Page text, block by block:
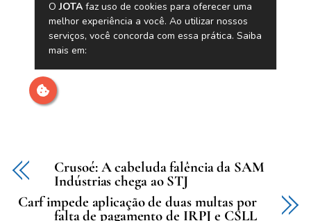
Crusoé: A cabeluda falência da SAM
Indústrias chega ao STJ
Carf impede aplicação de duas multas por
falta de pagamento de IRPJ e CSLL